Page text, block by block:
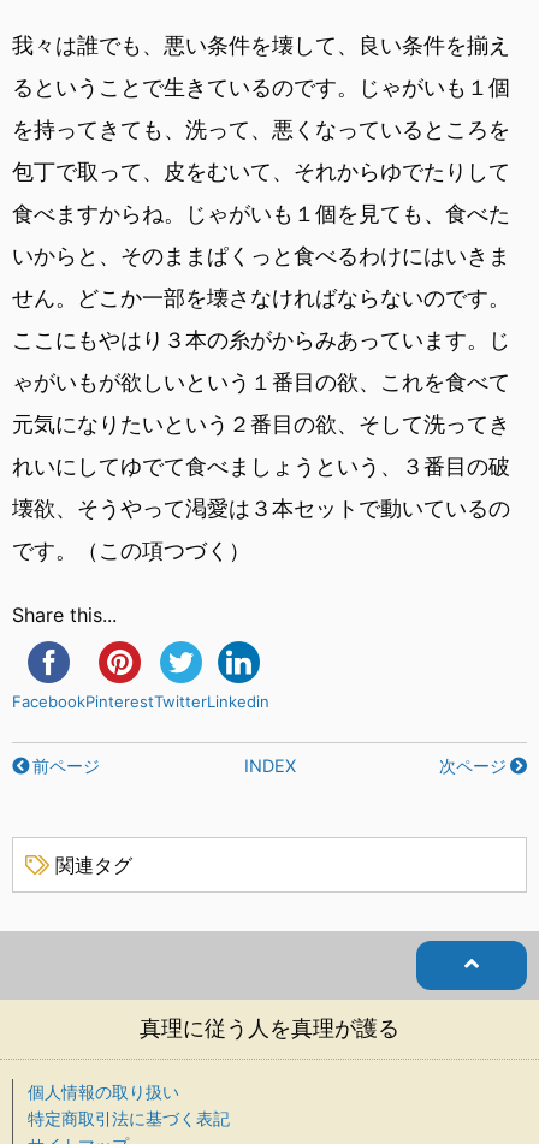
我々は誰でも、悪い条件を壊して、良い条件を揃え
るということで生きているのです。じゃがいも１個
を持ってきても、洗って、悪くなっているところを
包丁で取って、皮をむいて、それからゆでたりして
食べますからね。じゃがいも１個を見ても、食べた
いからと、そのままぱくっと食べるわけにはいきま
せん。どこか一部を壊さなければならないのです。
ここにもやはり３本の糸がからみあっています。じ
ゃがいもが欲しいという１番目の欲、これを食べて
元気になりたいという２番目の欲、そして洗ってき
れいにしてゆでて食べましょうという、３番目の破
壊欲、そうやって渇愛は３本セットで動いているの
です。（この項つづく）
Share this...
FacebookPinterestTwitterLinkedin
前ページ INDEX 次ページ
関連タグ
真理に従う人を真理が護る
個人情報の取り扱い
特定商取引法に基づく表記